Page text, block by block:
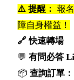
⚠ ️ 提醒： 報
障自身權益！
🔗 快速轉場
💬 有問必答
📦 查詢訂單：